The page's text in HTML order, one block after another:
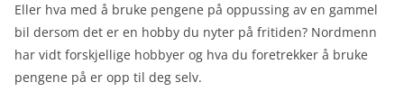
Eller hva med å bruke pengene på oppussing av en gammel
bil dersom det er en hobby du nyter på fritiden? Nordmenn
har vidt forskjellige hobbyer og hva du foretrekker å bruke
pengene på er opp til deg selv.